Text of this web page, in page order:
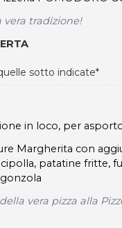
vera tradizione!
sotto indicate*
in loco, per
Margherita con
patatine fritte,
vera pizza alla